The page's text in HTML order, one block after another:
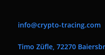
info@crypto-tracing.com
Timo Züfle, 72270